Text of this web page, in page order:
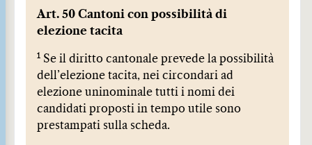
Art. 50 Cantoni con possibilità di
elezione tacita
1 Se il diritto cantonale prevede la possibilità
dell’elezione tacita, nei circondari ad
elezione uninominale tutti i nomi dei
candidati proposti in tempo utile sono
prestampati sulla scheda.